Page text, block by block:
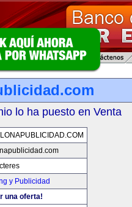
lo ha puesto en Venta
y Publicidad
una oferta!